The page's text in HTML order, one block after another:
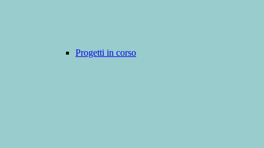
Progetti in corso